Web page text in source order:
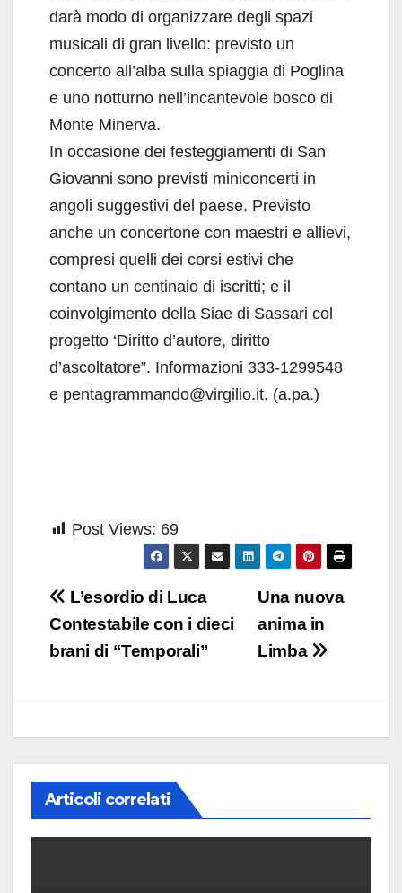
darà modo di organizzare degli spazi
musicali di gran livello: previsto un
concerto all’alba sulla spiaggia di Poglina
e uno notturno nell’incantevole bosco di
Monte Minerva.
In occasione dei festeggiamenti di San
Giovanni sono previsti miniconcerti in
angoli suggestivi del paese. Previsto
anche un concertone con maestri e allievi,
compresi quelli dei corsi estivi che
contano un centinaio di iscritti; e il
coinvolgimento della Siae di Sassari col
progetto ‘Diritto d’autore, diritto
d’ascoltatore”. Informazioni 333-1299548
e pentagrammando@virgilio.it. (a.pa.)
Post Views: 69
Navigazione
articoli
Una nuova
anima in
Limba
L’esordio di Luca
Contestabile con i dieci
brani di “Temporali”
Articoli correlati